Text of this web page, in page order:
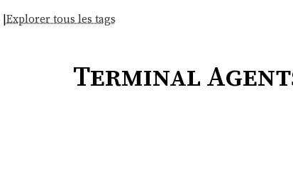
|Explorer tous les tags
Terminal